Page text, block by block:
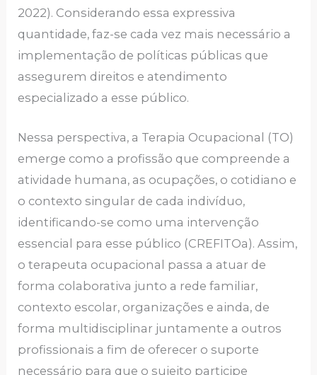
2022). Considerando essa expressiva
quantidade, faz-se cada vez mais necessário a
implementação de políticas públicas que
assegurem direitos e atendimento
especializado a esse público.
Nessa perspectiva, a Terapia Ocupacional (TO)
emerge como a profissão que compreende a
atividade humana, as ocupações, o cotidiano e
o contexto singular de cada indivíduo,
identificando-se como uma intervenção
essencial para esse público (CREFITOa). Assim,
o terapeuta ocupacional passa a atuar de
forma colaborativa junto a rede familiar,
contexto escolar, organizações e ainda, de
forma multidisciplinar juntamente a outros
profissionais a fim de oferecer o suporte
necessário para que o sujeito participe